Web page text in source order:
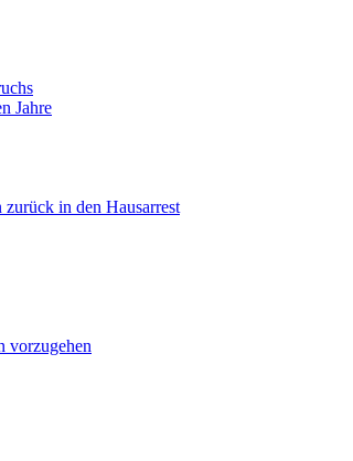
Jahre
in den Hausarrest
vorzugehen